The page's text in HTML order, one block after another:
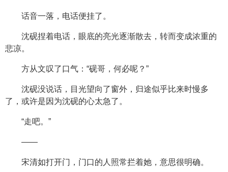
话音一落，电话便挂了。
沈砚捏着电话，眼底的亮光逐渐散去，转而变成浓重的
悲凉。
方从文叹了口气：“砚哥，何必呢？”
沈砚没说话，目光望向了窗外，归途似乎比来时慢多
了，或许是因为沈砚的心太急了。
“走吧。”
——
宋清如打开门，门口的人照常拦着她，意思很明确。